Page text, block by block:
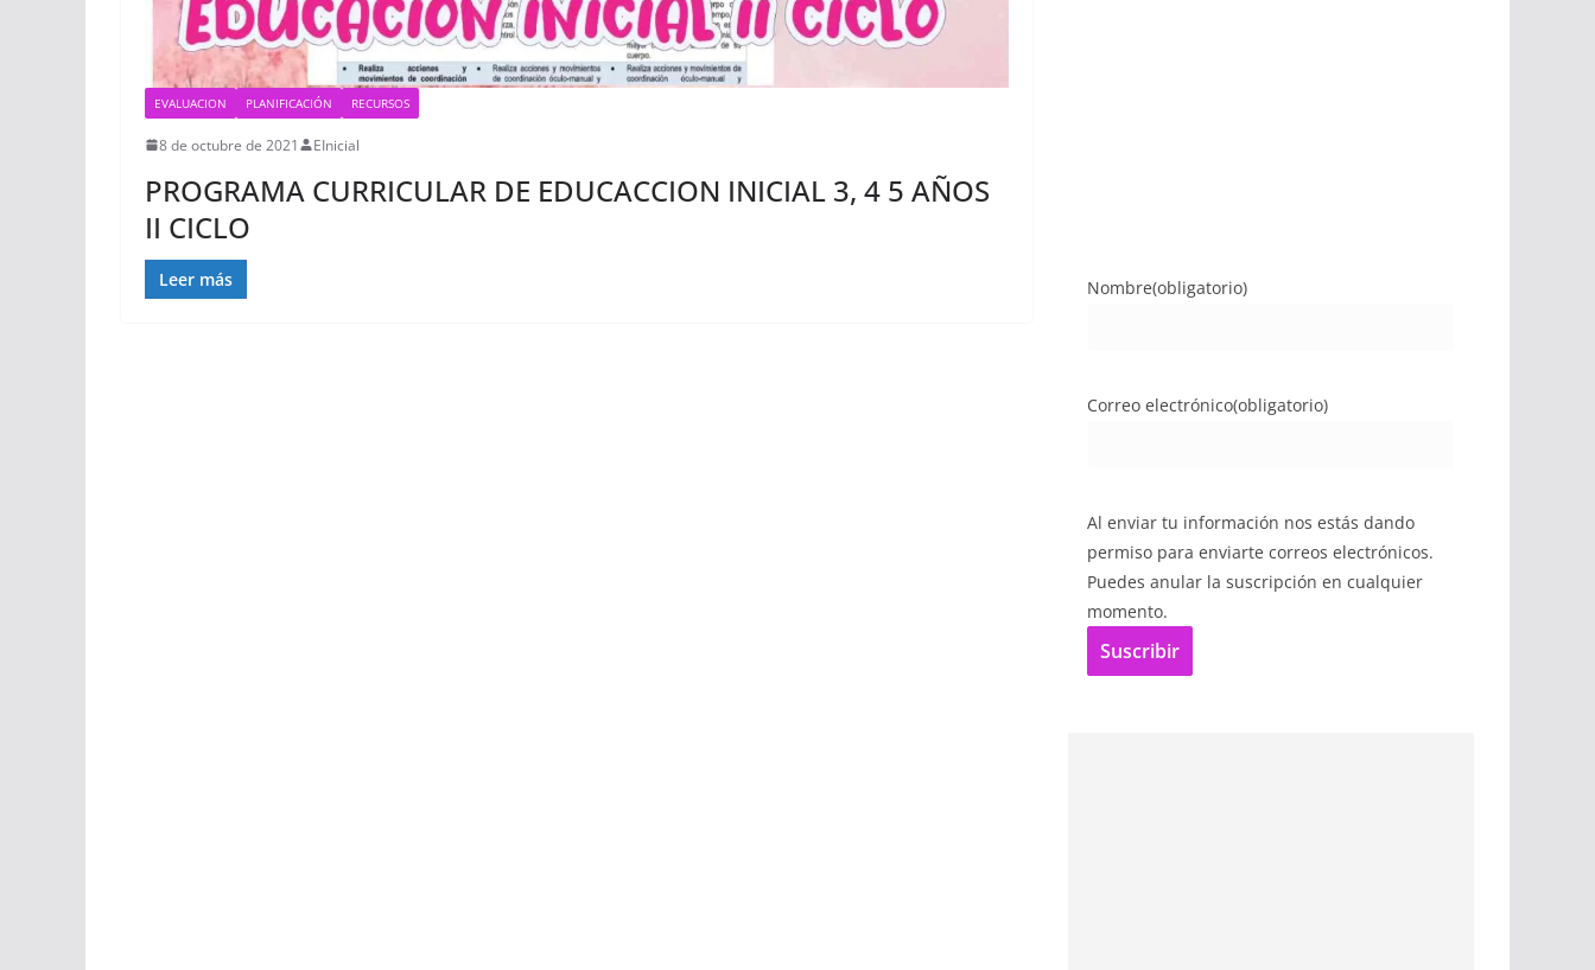
EVALUACION PLANIFICACIÓN RECURSOS
8 de octubre de 2021 EInicial
PROGRAMA CURRICULAR DE EDUCACCION INICIAL 3, 4 5 AÑOS
II CICLO
Leer más Nombre(obligatorio)
Correo electrónico(obligatorio)
Al enviar tu información nos estás dando
permiso para enviarte correos electrónicos.
Puedes anular la suscripción en cualquier
momento.
Suscribir